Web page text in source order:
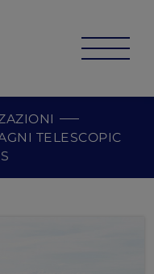
TELESCOPIC